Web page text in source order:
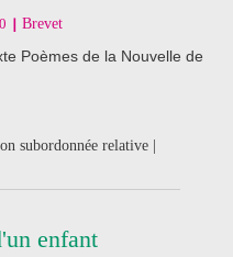
Brevet
Poèmes de la Nouvelle de
subordonnée relative |
enfant